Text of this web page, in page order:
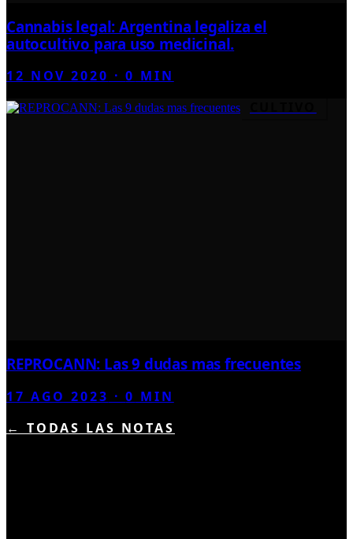
Cannabis legal: Argentina legaliza el
autocultivo para uso medicinal.
12 NOV 2020 ·0 MIN
REPROCANN: Las 9 dudas mas frecuentes
17 AGO 2023 ·0 MIN
← TODAS LAS NOTAS